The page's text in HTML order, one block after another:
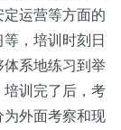
运营等方面的
，培训时刻日
系地练习到举
训完了后，考
外面考察和现